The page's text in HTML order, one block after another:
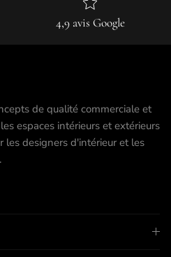
4,9 avis Google
de qualité commerciale et
espaces intérieurs et extérieurs
les designers d'intérieur et les